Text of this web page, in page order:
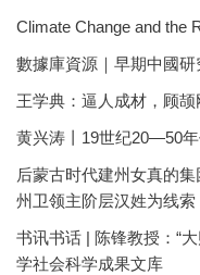
Climate Change and the
數據庫資源｜早期中國
王学典：逼人成材，顾
黄兴涛丨19世纪20—50
后蒙古时代建州女真的
州卫领主阶层汉姓为线索
书讯书话 | 陈锋教授：“
学社会科学成果文库